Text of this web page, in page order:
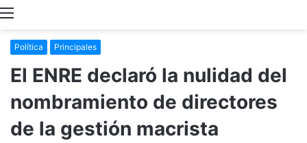
Política Principales
El ENRE declaró la nulidad del
nombramiento de directores
de la gestión macrista